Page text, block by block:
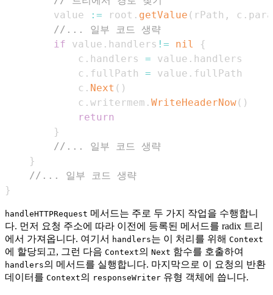
        value
:= root . getValue ( rPath , c .
//... 일부 코드 생략
if value . handlers != nil
{
            c
. handlers = value .
            c
. fullPath = value .
            c
. Next ( )
            c
. writermem . WriteHeaderNow( )
return
}
//... 일부 코드 생략
}
//... 일부 코드 생략
}
handleHTTPRequest 메서드는 주로 두 가지 작업을 수행합니
다. 먼저 요청 주소에 따라 이전에 등록된 메서드를 radix 트리
에서 가져옵니다. 여기서 handlers는 이 처리를 위해 Context
에 할당되고, 그런 다음 Context의 Next 함수를 호출하여
handlers의 메서드를 실행합니다. 마지막으로 이 요청의 반환
데이터를 Context의 responseWriter 유형 객체에 씁니다.